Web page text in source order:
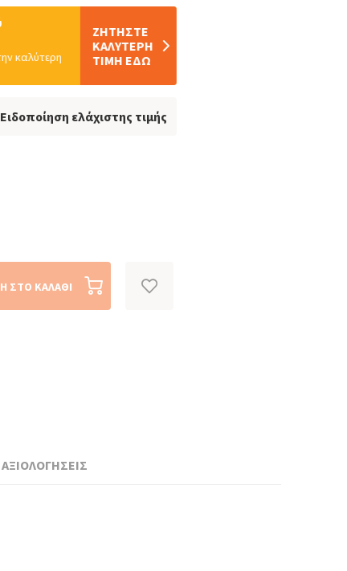
καλύτερη
ΖΗΤΗΣTΕ
ΚΑΛΥΤΕΡΗ
ΤΙΜΗ ΕΔΩ
Ειδοποίηση ελάχιστης τιμής
ΣΤΟ ΚΑΛΆΘΙ
ΑΞΙΟΛΟΓΗΣΕΙΣ